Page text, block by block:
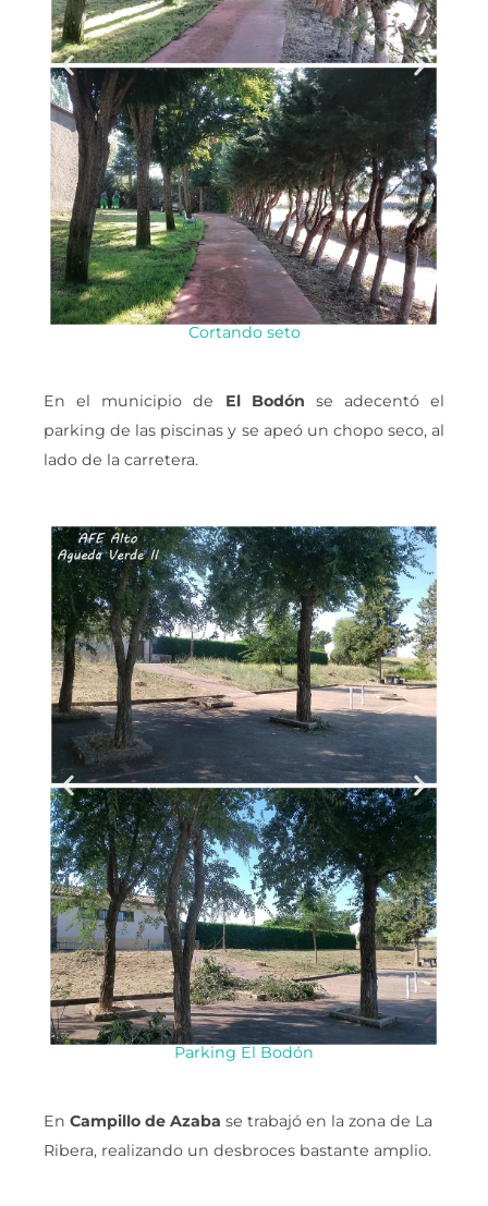
Cortando seto
En el municipio de El Bodón se adecentó el
parking de las piscinas y se apeó un chopo seco, al
lado de la carretera.
Parking El Bodón
En Campillo de Azaba se trabajó en la zona de La
Ribera, realizando un desbroces bastante amplio.